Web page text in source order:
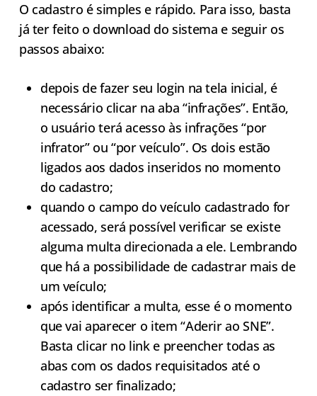
O cadastro é simples e rápido. Para isso, basta
já ter feito o download do sistema e seguir os
passos abaixo:
depois de fazer seu login na tela inicial, é
necessário clicar na aba “infrações”. Então,
o usuário terá acesso às infrações “por
infrator” ou “por veículo”. Os dois estão
ligados aos dados inseridos no momento
do cadastro;
quando o campo do veículo cadastrado for
acessado, será possível verificar se existe
alguma multa direcionada a ele. Lembrando
que há a possibilidade de cadastrar mais de
um veículo;
após identificar a multa, esse é o momento
que vai aparecer o item “Aderir ao SNE”.
Basta clicar no link e preencher todas as
abas com os dados requisitados até o
cadastro ser finalizado;